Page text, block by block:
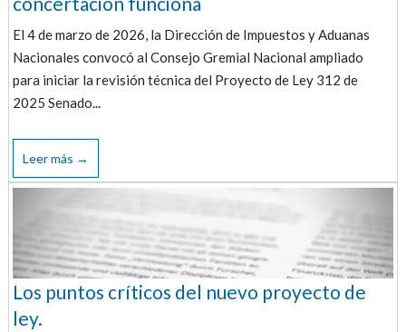
El 4 de marzo de 2026, la Dirección de Impuestos y Aduanas
Nacionales convocó al Consejo Gremial Nacional ampliado
para iniciar la revisión técnica del Proyecto de Ley 312 de
2025 Senado...
Leer más →
Los puntos críticos del nuevo proyecto de
ley.